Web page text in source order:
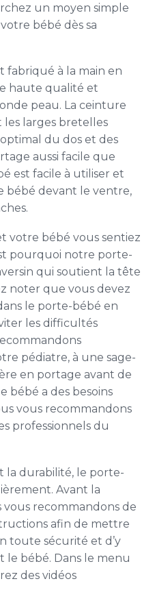
un moyen simple
bébé dès sa
fabriqué à la main en
haute qualité et
peau. La ceinture
larges bretelles
du dos et des
aussi facile que
est facile à utiliser et
bébé devant le ventre,
votre bébé vous sentiez
pourquoi notre porte-
qui soutient la tête
noter que vous devez
le porte-bébé en
les difficultés
pédiatre, à une sage-
en portage avant de
bébé a des besoins
vous recommandons
professionnels du
la durabilité, le porte-
Avant la
recommandons de
afin de mettre
toute sécurité et d’y
bébé. Dans le menu
des vidéos